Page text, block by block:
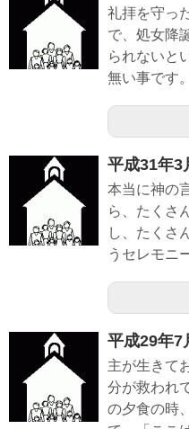
礼拝を守っ
で、処女降
られないと
無い事です
平成31年3
本当に神の
ら、たくさ
し、たくさ
うセレモニ
平成29年7
主が生きて
分が救われ
の夕食の時